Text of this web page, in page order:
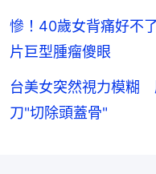
慘！40歲女背痛好
片巨型腫瘤傻眼
台美女突然視力模糊
刀"切除頭蓋骨"